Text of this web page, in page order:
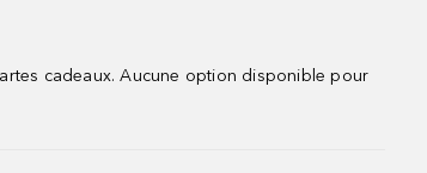
cadeaux. Aucune option disponible pour